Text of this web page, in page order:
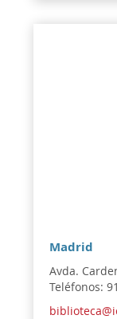
Madrid
Avda.
Teléfonos: